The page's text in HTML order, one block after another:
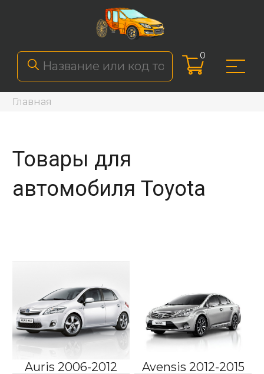
0
Главная
Товары для
автомобиля Toyota
Auris 2006-2012 Avensis 2012-2015